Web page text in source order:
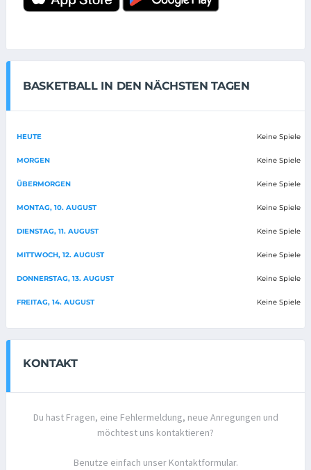
BASKETBALL IN DEN NÄCHSTEN TAGEN
HEUTE Keine Spiele
MORGEN Keine Spiele
ÜBERMORGEN Keine Spiele
MONTAG, 10. AUGUST Keine Spiele
DIENSTAG, 11. AUGUST Keine Spiele
MITTWOCH, 12. AUGUST Keine Spiele
DONNERSTAG, 13. AUGUST Keine Spiele
FREITAG, 14. AUGUST Keine Spiele
KONTAKT
Du hast Fragen, eine Fehlermeldung, neue Anregungen und
möchtest uns kontaktieren?
Benutze einfach unser Kontaktformular.